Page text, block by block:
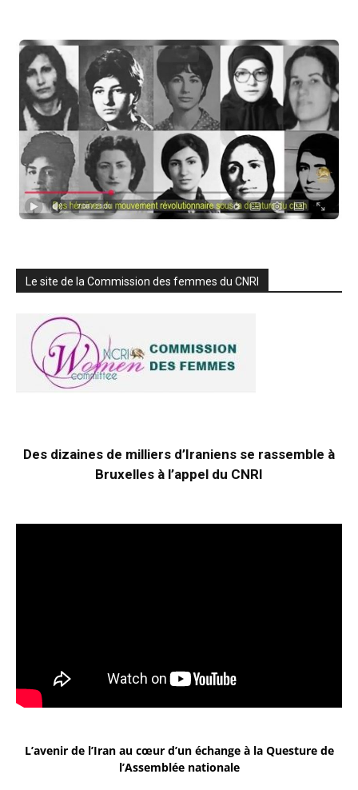
Le site de la Commission des femmes du CNRI
Des dizaines de milliers d’Iraniens se rassemble à
Bruxelles à l’appel du CNRI
L’avenir de l’Iran au cœur d’un échange à la Questure de
l’Assemblée nationale